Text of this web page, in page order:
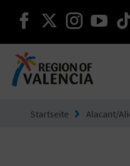
weiter auf
weiter auf
Startseite Alacant/